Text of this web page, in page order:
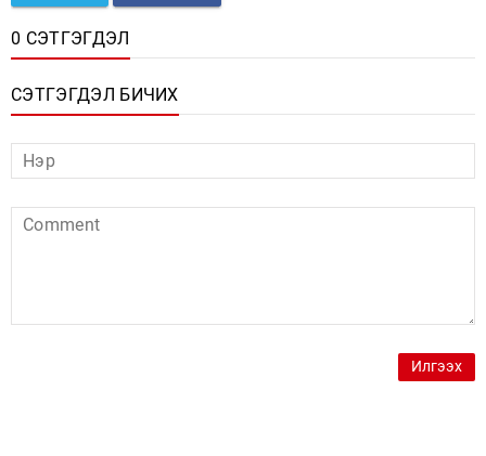
0 СЭТГЭГДЭЛ
СЭТГЭГДЭЛ БИЧИХ
Илгээх